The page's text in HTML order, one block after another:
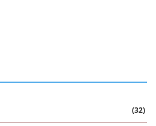
(32)